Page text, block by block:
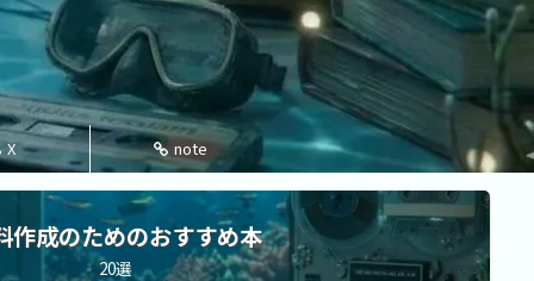
X note
作成のためのおすすめ本
20選